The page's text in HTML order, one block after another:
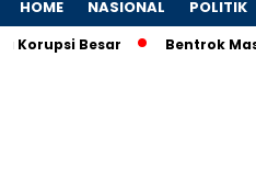
HOME NASIONAL POLITIK
Besar Bentrok Massa